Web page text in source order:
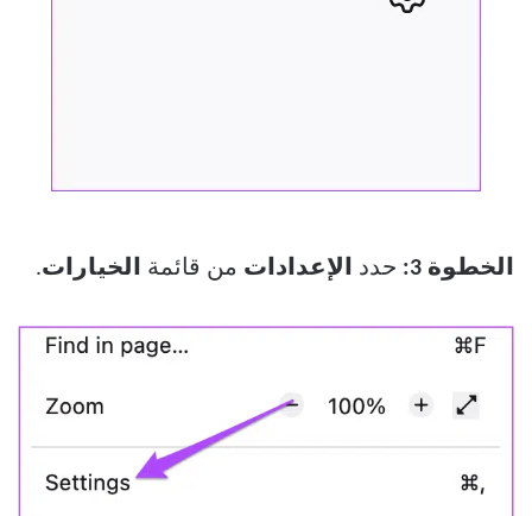
الخطوة 3: حدد الإعدادات من قائمة الخيارات.